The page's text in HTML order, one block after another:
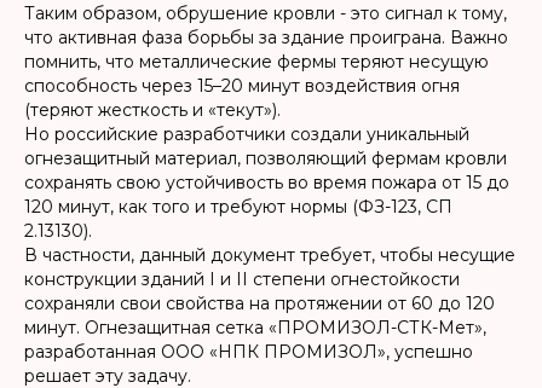
Таким образом, обрушение кровли - это сигнал к тому,
что активная фаза борьбы за здание проиграна. Важно
помнить, что металлические фермы теряют несущую
способность через 15–20 минут воздействия огня
(теряют жесткость и «текут»).
Но российские разработчики создали уникальный
огнезащитный материал, позволяющий фермам кровли
сохранять свою устойчивость во время пожара от 15 до
120 минут, как того и требуют нормы (ФЗ-123, СП
2.13130).
В частности, данный документ требует, чтобы несущие
конструкции зданий I и II степени огнестойкости
сохраняли свои свойства на протяжении от 60 до 120
минут. Огнезащитная сетка «ПРОМИЗОЛ-СТК-Мет»,
разработанная ООО «НПК ПРОМИЗОЛ», успешно
решает эту задачу.